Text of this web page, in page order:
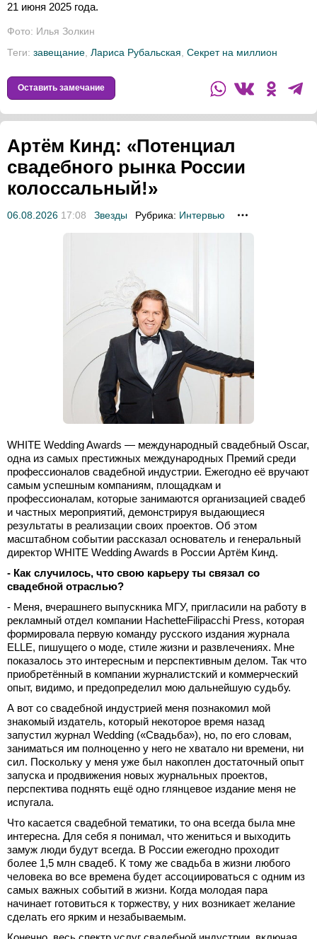
21 июня 2025 года.
Фото: Илья Золкин
Теги: завещание Лариса Рубальская Секрет на миллион
Оставить замечание
Артём Кинд: «Потенциал
свадебного рынка России
колоссальный!»
06.08.2026 17:08 Звезды Рубрика: Интервью
WHITE Wedding Awards — международный свадебный Oscar,
одна из самых престижных международных Премий среди
профессионалов свадебной индустрии. Ежегодно её вручают
самым успешным компаниям, площадкам и
профессионалам, которые занимаются организацией свадеб
и частных мероприятий, демонстрируя выдающиеся
результаты в реализации своих проектов. Об этом
масштабном событии рассказал основатель и генеральный
директор WHITE Wedding Awards в России Артём Кинд.
- Как случилось, что свою карьеру ты связал со
свадебной отраслью?
- Меня, вчерашнего выпускника МГУ, пригласили на работу в
рекламный отдел компании HachetteFilipacchi Press, которая
формировала первую команду русского издания журнала
ELLE, пишущего о моде, стиле жизни и развлечениях. Мне
показалось это интересным и перспективным делом. Так что
приобретённый в компании журналистский и коммерческий
опыт, видимо, и предопределил мою дальнейшую судьбу.
А вот со свадебной индустрией меня познакомил мой
знакомый издатель, который некоторое время назад
запустил журнал Wedding («Свадьба»), но, по его словам,
заниматься им полноценно у него не хватало ни времени, ни
сил. Поскольку у меня уже был накоплен достаточный опыт
запуска и продвижения новых журнальных проектов,
перспектива поднять ещё одно глянцевое издание меня не
испугала.
Что касается свадебной тематики, то она всегда была мне
интересна. Для себя я понимал, что жениться и выходить
замуж люди будут всегда. В России ежегодно проходит
более 1,5 млн свадеб. К тому же свадьба в жизни любого
человека во все времена будет ассоциироваться с одним из
самых важных событий в жизни. Когда молодая пара
начинает готовиться к торжеству, у них возникает желание
сделать его ярким и незабываемым.